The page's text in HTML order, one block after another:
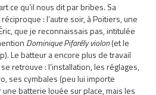
ce qu’il nous dit par bribes. Sa
: l’autre soir, à Poitiers, une
que je reconnaissais pas, intitulée
Dominique Pifarély violon(et le
Le batteur a encore plus de travail
retrouve : l’installation, les réglages,
ses cymbales (peu lui importe
batterie louée sur place, mais les